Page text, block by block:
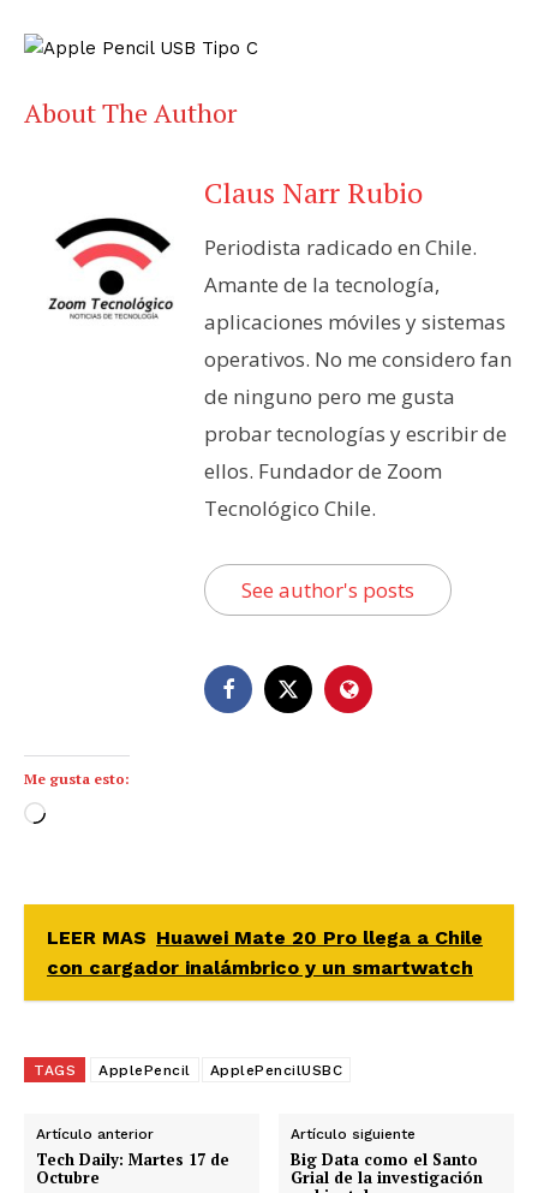
About The Author
Claus Narr Rubio
Periodista radicado en Chile.
Amante de la tecnología,
aplicaciones móviles y sistemas
operativos. No me considero fan
de ninguno pero me gusta
probar tecnologías y escribir de
ellos. Fundador de Zoom
Tecnológico Chile.
See author's posts
Me gusta esto:
C
g
a
n
.
LEER MAS Huawei Mate 20 Pro llega a Chile
con cargador inalámbrico y un smartwatch
TAGS ApplePencil ApplePencilUSBC
Artículo anterior
Tech Daily: Martes 17 de
Octubre
Artículo siguiente
Big Data como el Santo
Grial de la investigación